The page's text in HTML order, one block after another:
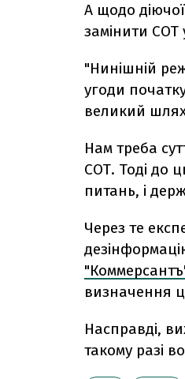
А щодо діючої
замінити СОТ
"Нинішній
угоди
великий
Нам треба
СОТ. Тоді до
питань, і
Через те
визначення
Насправді,
такому разі